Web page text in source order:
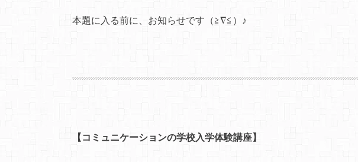
本題に入る前に、お知らせです（≧∇≦）♪
【コミュニケーションの学校入学体験講座】